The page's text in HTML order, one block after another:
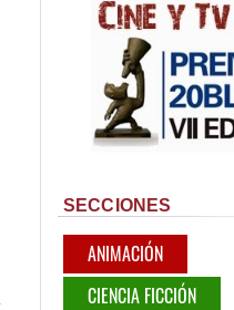
SECCIONES
ANIMACIÓN
CIENCIA FICCIÓN